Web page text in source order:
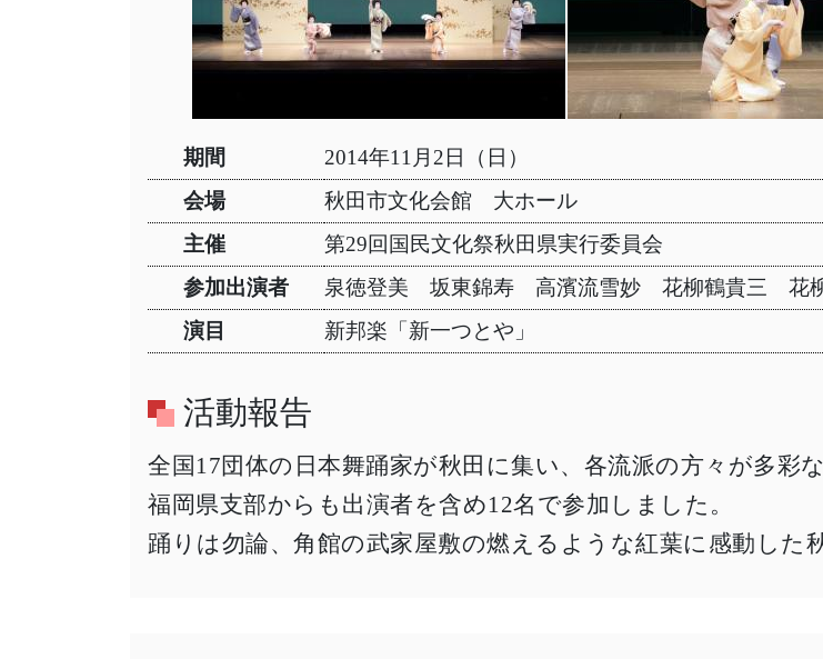
期間
2014年11月2日（日）
会場
秋田市文化会館 大ホール
主催
第29回国民文化祭秋田県実行委員会
参加出演者
泉徳登美 坂東錦寿 高濱流雪妙 花柳鶴貴三 花
演目
新邦楽「新一つとや」
活動報告
全国17団体の日本舞踊家が秋田に集い、各流派の方々が多彩
福岡県支部からも出演者を含め12名で参加しました。
踊りは勿論、角館の武家屋敷の燃えるような紅葉に感動した